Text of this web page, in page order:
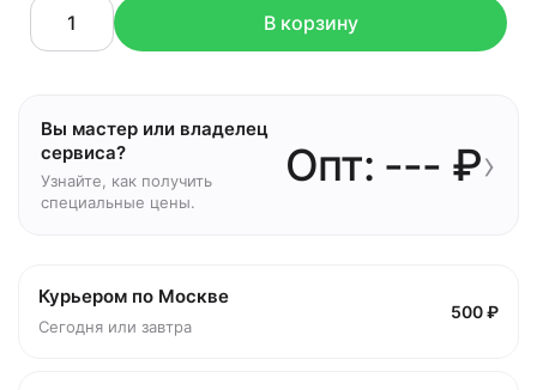
В корзину
Вы мастер или владелец
сервиса?
Узнайте, как получить
специальные цены.
Опт: --- ₽›
Курьером по Москве
Сегодня или завтра
500 ₽